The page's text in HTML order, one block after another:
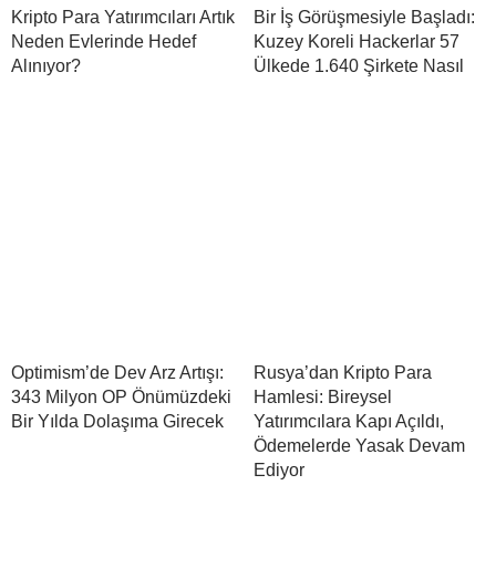
Kripto Para Yatırımcıları Artık
Neden Evlerinde Hedef
Alınıyor?
Bir İş Görüşmesiyle Başladı:
Kuzey Koreli Hackerlar 57
Ülkede 1.640 Şirkete Nasıl
Optimism’de Dev Arz Artışı:
343 Milyon OP Önümüzdeki
Bir Yılda Dolaşıma Girecek
Rusya’dan Kripto Para
Hamlesi: Bireysel
Yatırımcılara Kapı Açıldı,
Ödemelerde Yasak Devam
Ediyor